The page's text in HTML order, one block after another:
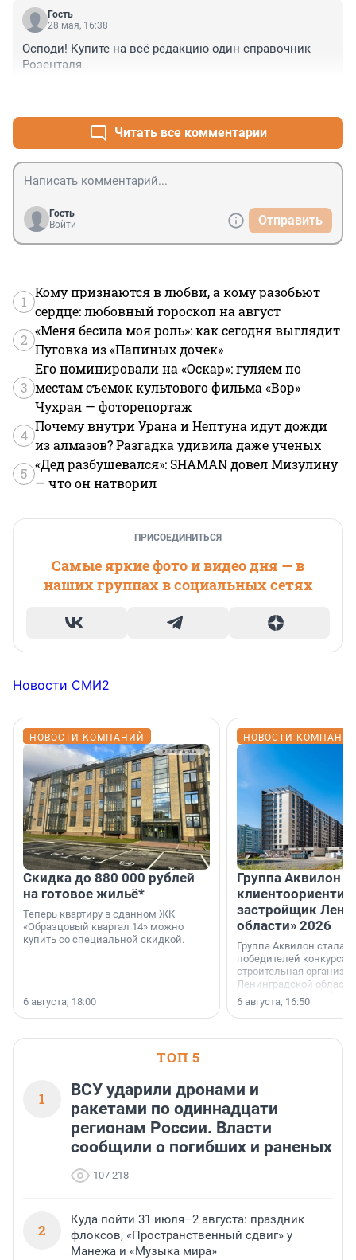
Гость
28 мая, 16:38
Осподи! Купите на всё редакцию один справочник
Розенталя.
Читать все комментарии
Гость
Войти
Отправить
1
Кому признаются в любви, а кому разобьют
сердце: любовный гороскоп на август
2
«Меня бесила моя роль»: как сегодня выглядит
Пуговка из «Папиных дочек»
3
Его номинировали на «Оскар»: гуляем по
местам съемок культового фильма «Вор»
Чухрая — фоторепортаж
4
Почему внутри Урана и Нептуна идут дожди
из алмазов? Разгадка удивила даже ученых
5
«Дед разбушевался»: SHAMAN довел Мизулину
— что он натворил
ПРИСОЕДИНИТЬСЯ
Самые яркие фото и видео дня — в
наших группах в социальных сетях
Новости СМИ2
НОВОСТИ КОМПАНИЙ
Скидка до 880 000 рублей
на готовое жильё*
Теперь квартиру в сданном ЖК
«Образцовый квартал 14» можно
купить со специальной скидкой.
6 августа, 18:00
НОВОСТИ
Группа Аквилон
застройщик
области» 2026
Группа Аквилон стала
победителей конкурса
строительная
Ленинградской области
номинации «Самый
застройщик
области».
6 августа, 16:50
ТОП 5
1
ВСУ ударили дронами и
ракетами по одиннадцати
регионам России. Власти
сообщили о погибших и раненых
107 218
2
Куда пойти 31 июля–2 августа: праздник
флоксов, «Пространственный сдвиг» у
Манежа и «Музыка мира»